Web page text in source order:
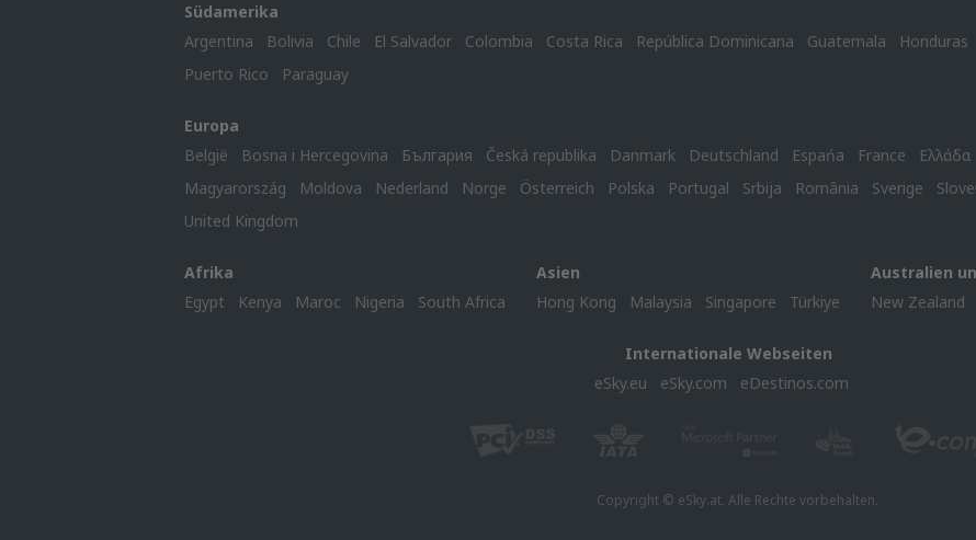
Südamerika
Argentina
Bolivia Chile El Salvador Colombia Costa Rica República Dominicana Guatemala Honduras
Puerto Rico
Paraguay
Europa
België
Bosna i Hercegovina България Česká republika Danmark Deutschland Espańa France Ελλάδα
Magyarország
Moldova Nederland Norge Österreich Polska Portugal Srbija România Sverige
United Kingdom
Afrika
Egypt
Kenya Maroc Nigeria South Africa
Asien
Hong Kong
Malaysia Singapore Türkiye
Australien
New Zealand
Internationale Webseiten
eSky.eu
eSky.com eDestinos.com
Copyright © eSky.at. Alle Rechte vorbehalten.